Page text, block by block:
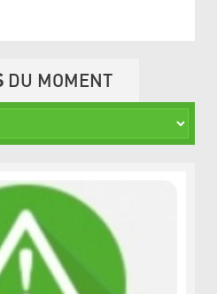
DU MOMENT